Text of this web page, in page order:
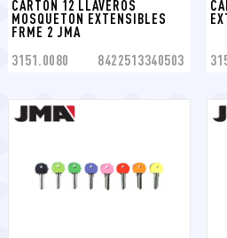
CARTON 12 LLAVEROS
MOSQUETON EXTENSIBLES
FRME 2 JMA
3151.0080 8422513340503